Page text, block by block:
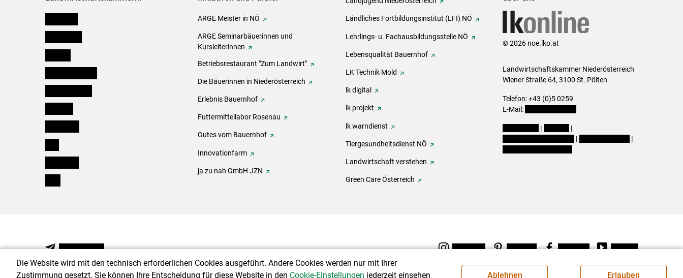
ARGE Meister in NÖ
ARGE Seminarbäuerinnen und
Kursleiterinnen
Betriebsrestaurant "Zum Landwirt"
Die Bäuerinnen in Niederösterreich
Erlebnis Bauernhof
Futtermittellabor Rosenau
Gutes vom Bauernhof
Innovationfarm
ja zu nah GmbH JZN
Ländliches Fortbildungsinstitut (LFI) NÖ
Lehrlings- u. Fachausbildungsstelle NÖ
Lebensqualität Bauernhof
LK Technik Mold
lk digital
lk projekt
lk warndienst
Tiergesundheitsdienst NÖ
Landwirtschaft verstehen
Green Care Österreich
© 2026 noe.lko.at
Landwirtschaftskammer Niederösterreich
Wiener Straße 64, 3100 St. Pölten
Telefon: +43 (0)5 0259
E-Mail:
|
|
|
|
NEWSLETTER Instagram Pinterest Facebook Youtube
Die Website wird mit den technisch erforderlichen Cookies ausgeführt. Andere Cookies werden nur mit Ihrer
Zustimmung gesetzt. Sie können Ihre Entscheidung für diese Website in den Cookie-Einstellungen jederzeit einsehen Ablehnen Erlauben